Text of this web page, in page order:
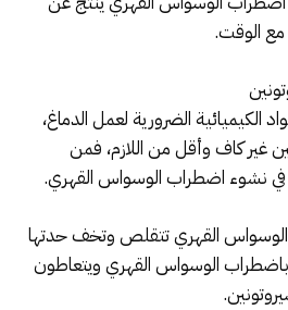
الوقت.
الكيميائية الضرورية لعمل الدماغ،
غير كاف وأقل من اللازم، فمن
نشوء اضطراب الوسواس القهري.
القهري تتقلص وتخف حدتها
الوسواس القهري ويتعاطون